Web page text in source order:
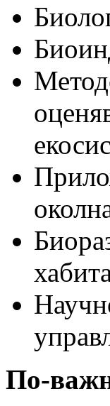
По-